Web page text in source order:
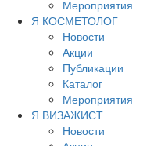
Мероприятия
Я КОСМЕТОЛОГ
Новости
Акции
Публикации
Каталог
Мероприятия
Я ВИЗАЖИСТ
Новости